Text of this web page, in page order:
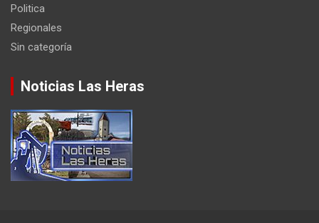
Politica
Regionales
Sin categoría
Noticias Las Heras